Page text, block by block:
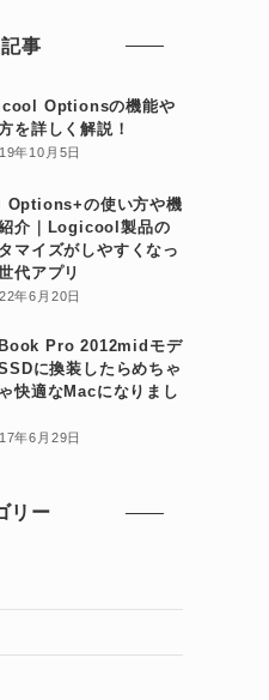
事
Optionsの機能や
を詳しく解説！
年10月5日
Options+の使い方や機
介｜Logicool製品の
マイズがしやすくなっ
代アプリ
年6月20日
Pro 2012midモデ
に換装したらめちゃ
快適なMacになりまし
年6月29日
リー